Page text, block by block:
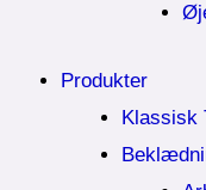
Produkter
Klassisk